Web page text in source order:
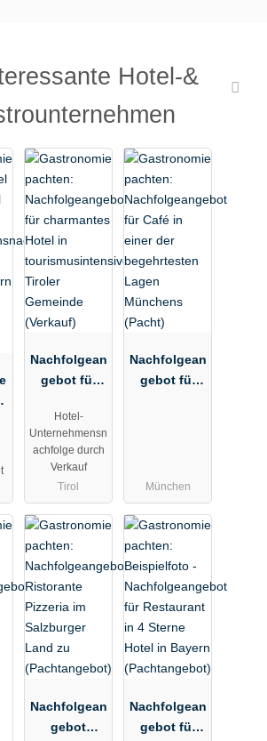
Hotel-&
Nachfolgean
gebot für
Hotel in
tourismusint
ensiver
Tiroler
Gemeinde
(Verkauf)
Hotel-
Unternehmensn
achfolge durch
Verkauf
Tirol
Nachfolgean
gebot für
Münchens
(Pacht)
München
Nachfolgean
gebot
Nachfolgean
gebot für